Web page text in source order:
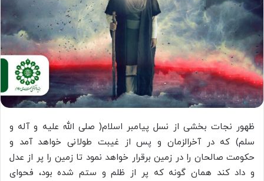
ظهور نجات بخشی از نسل پیامبر اسلام( صلی الله علیه و آله و
سلم) که در آخرالزمان و پس از غیبت طولانی خواهد آمد و
حکومت صالحان را در زمین برقرار خواهد نمود تا زمین را پر از عدل
و داد کند همان گونه که پر از ظلم و ستم شده بود، فحوای